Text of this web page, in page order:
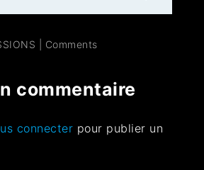
Comments
commentaire
connecter pour publier un